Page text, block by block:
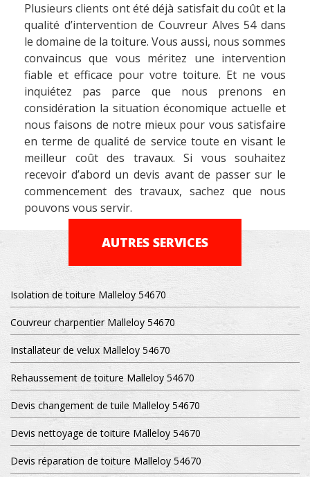
Plusieurs clients ont été déjà satisfait du coût et la
qualité d’intervention de Couvreur Alves 54 dans
le domaine de la toiture. Vous aussi, nous sommes
convaincus que vous méritez une intervention
fiable et efficace pour votre toiture. Et ne vous
inquiétez pas parce que nous prenons en
considération la situation économique actuelle et
nous faisons de notre mieux pour vous satisfaire
en terme de qualité de service toute en visant le
meilleur coût des travaux. Si vous souhaitez
recevoir d’abord un devis avant de passer sur le
commencement des travaux, sachez que nous
pouvons vous servir.
AUTRES SERVICES
Isolation de toiture Malleloy 54670
Couvreur charpentier Malleloy 54670
Installateur de velux Malleloy 54670
Rehaussement de toiture Malleloy 54670
Devis changement de tuile Malleloy 54670
Devis nettoyage de toiture Malleloy 54670
Devis réparation de toiture Malleloy 54670